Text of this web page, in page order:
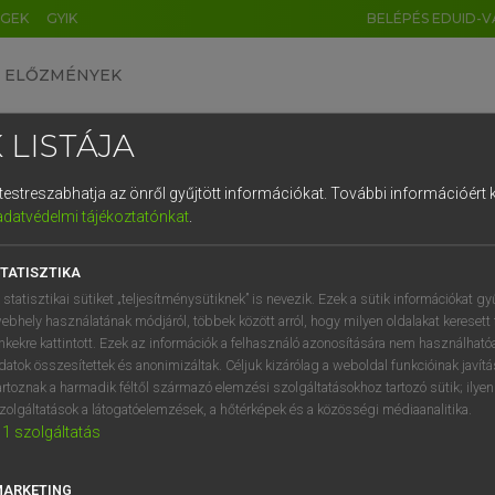
GYIK BELÉPÉS EDUID-
ELŐZMÉNYEK
szótár
VAN ELŐFIZETÉSED?
megtekintéséhez.
LISTÁJA
az önről gyűjtött információkat. További információért
tájékoztatónkat.
statisztikai sütiket „teljesítménysütiknek” is nevezik. Ezek a sütik információkat
használatának módjáról, többek között arról, hogy milyen oldalakat keresett
kattintott. Ezek az információk a felhasználó azonosítására nem
összesítettek és anonimizáltak. Céljuk kizárólag a weboldal funkcióinak
a harmadik féltől származó elemzési szolgáltatásokhoz tartozó sütik;
a látogatóelemzések, a hőtérképek és a közösségi médiaanalitika.
1 szolgáltatás
DE CN FR ES IT NL
1 2 3 4 5 6 7 8 9
q w e r t z u i
a s d f g h j k l é
í y x c v b n m , .